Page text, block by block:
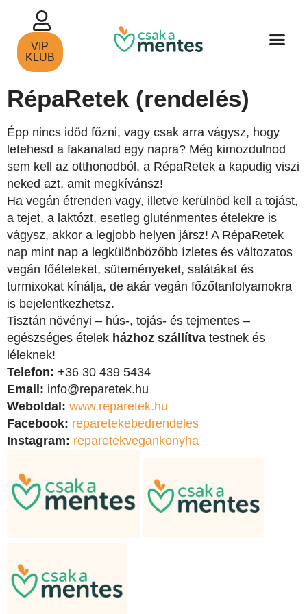
VIP
KLUB
RépaRetek (rendelés)
Épp nincs időd főzni, vagy csak arra vágysz, hogy
letehesd a fakanalad egy napra? Még kimozdulnod
sem kell az otthonodból, a RépaRetek a kapudig viszi
neked azt, amit megkívánsz!
Ha vegán étrenden vagy, illetve kerülnöd kell a tojást,
a tejet, a laktózt, esetleg gluténmentes ételekre is
vágysz, akkor a legjobb helyen jársz! A RépaRetek
nap mint nap a legkülönbözőbb ízletes és változatos
vegán főételeket, süteményeket, salátákat és
turmixokat kínálja, de akár vegán főzőtanfolyamokra
is bejelentkezhetsz.
Tisztán növényi – hús-, tojás- és tejmentes –
egészséges ételek házhoz szállítva testnek és
léleknek!
Telefon: +36 30 439 5434
Email: info@reparetek.hu
Weboldal: www.reparetek.hu
Facebook: reparetekebedrendeles
Instagram: reparetekvegankonyha